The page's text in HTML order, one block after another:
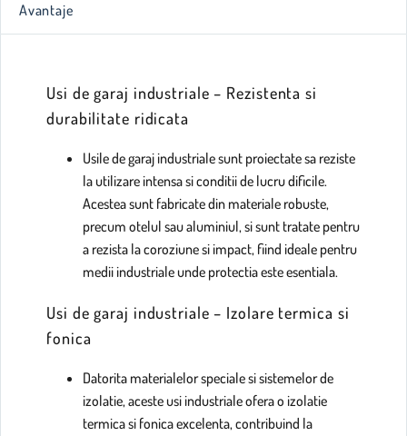
Avantaje
Usi de garaj industriale – Rezistenta si
durabilitate ridicata
Usile de garaj industriale sunt proiectate sa reziste
la utilizare intensa si conditii de lucru dificile.
Acestea sunt fabricate din materiale robuste,
precum otelul sau aluminiul, si sunt tratate pentru
a rezista la coroziune si impact, fiind ideale pentru
medii industriale unde protectia este esentiala.
Usi de garaj industriale – Izolare termica si
fonica
Datorita materialelor speciale si sistemelor de
izolatie, aceste usi industriale ofera o izolatie
termica si fonica excelenta, contribuind la